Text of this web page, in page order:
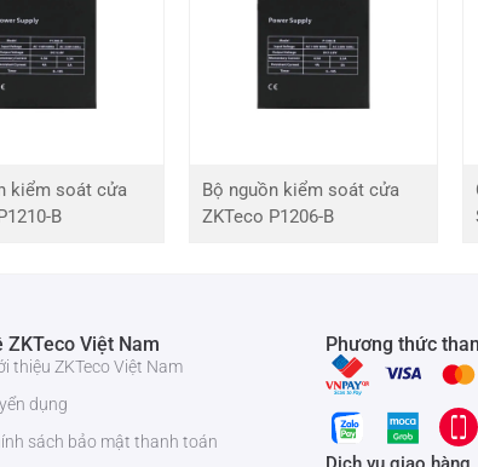
kiểm soát cửa
B
Bộ nguồn kiểm soát cửa
ZKTeco P1206-B
ZKTeco Việt Nam
thiệu ZKTeco Việt Nam
dụng
sách bảo mật thanh toán
Phương thức